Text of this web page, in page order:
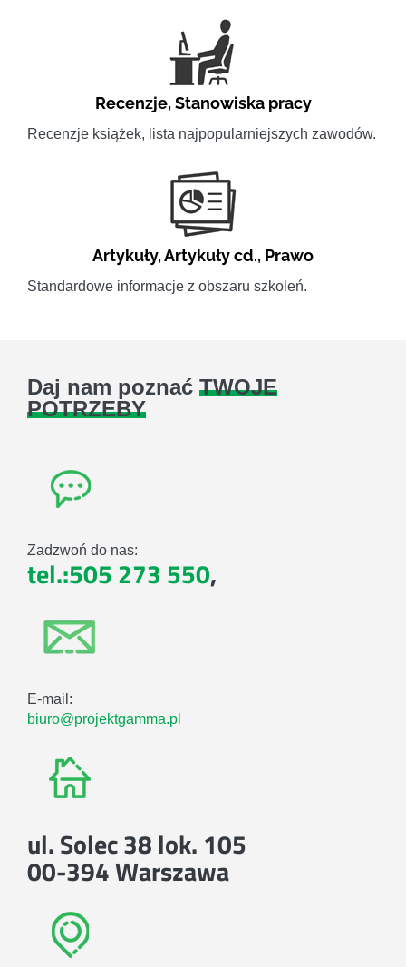
Recenzje,Stanowiska pracy
Recenzje książek, lista najpopularniejszych zawodów.
Artykuły,Artykuły cd., Prawo
Standardowe informacje z obszaru szkoleń.
Daj nam poznać TWOJE
POTRZEBY
Zadzwoń do nas:
tel.:505 273 550,
E-mail:
biuro@projektgamma.pl
ul. Solec 38 lok. 105
00-394 Warszawa